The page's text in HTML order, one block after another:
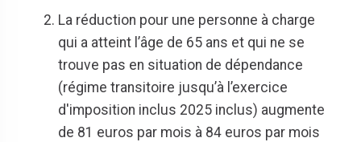
La réduction pour une personne à charge
qui a atteint l’âge de 65 ans et qui ne se
trouve pas en situation de dépendance
(régime transitoire jusqu’à l’exercice
d'imposition inclus 2025 inclus) augmente
de 81 euros par mois à 84 euros par mois